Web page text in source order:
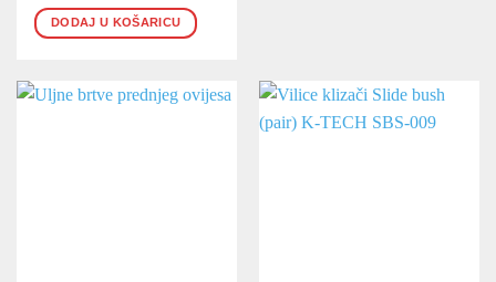
DODAJ U KOŠARICU